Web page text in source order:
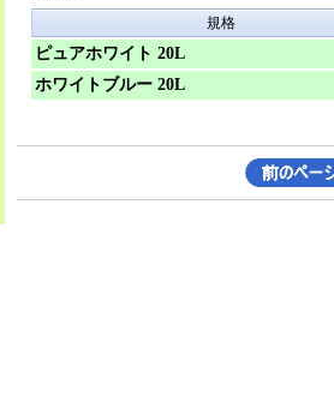
規格
ピュアホワイト 20L
ホワイトブルー 20L